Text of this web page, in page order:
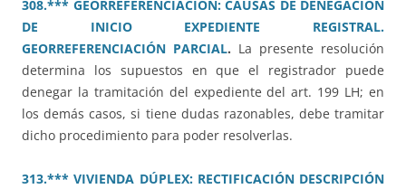
308.*** GEORREFERENCIACIÓN: CAUSAS DE DENEGACIÓN
DE INICIO EXPEDIENTE REGISTRAL.
GEORREFERENCIACIÓN PARCIAL. La presente resolución
determina los supuestos en que el registrador puede
denegar la tramitación del expediente del art. 199 LH; en
los demás casos, si tiene dudas razonables, debe tramitar
dicho procedimiento para poder resolverlas.
313.*** VIVIENDA DÚPLEX: RECTIFICACIÓN DESCRIPCIÓN